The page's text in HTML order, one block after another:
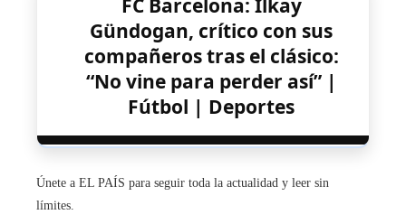
FC Barcelona: Ilkay
Gündogan, crítico con sus
compañeros tras el clásico:
“No vine para perder así” |
Fútbol | Deportes
Únete a EL PAÍS para seguir toda la actualidad y leer sin
límites.